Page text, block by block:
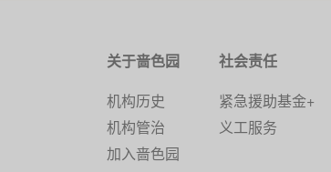
关于啬色园
机构历史
机构管治
加入啬色园
社会责任
紧急援助基金+
义工服务